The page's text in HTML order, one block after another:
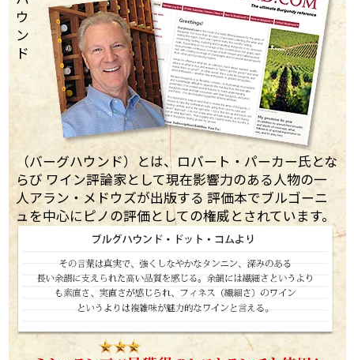
ウ
ン
ド
（バーグハウンド）とは、ロバート・パーカー氏とな
らび ワイン評論家として現在影響力のある人物の一
人アラン・メドウズが出版する 評価本でブルゴーニ
ュを中心にピノの評価としての権威とされています。